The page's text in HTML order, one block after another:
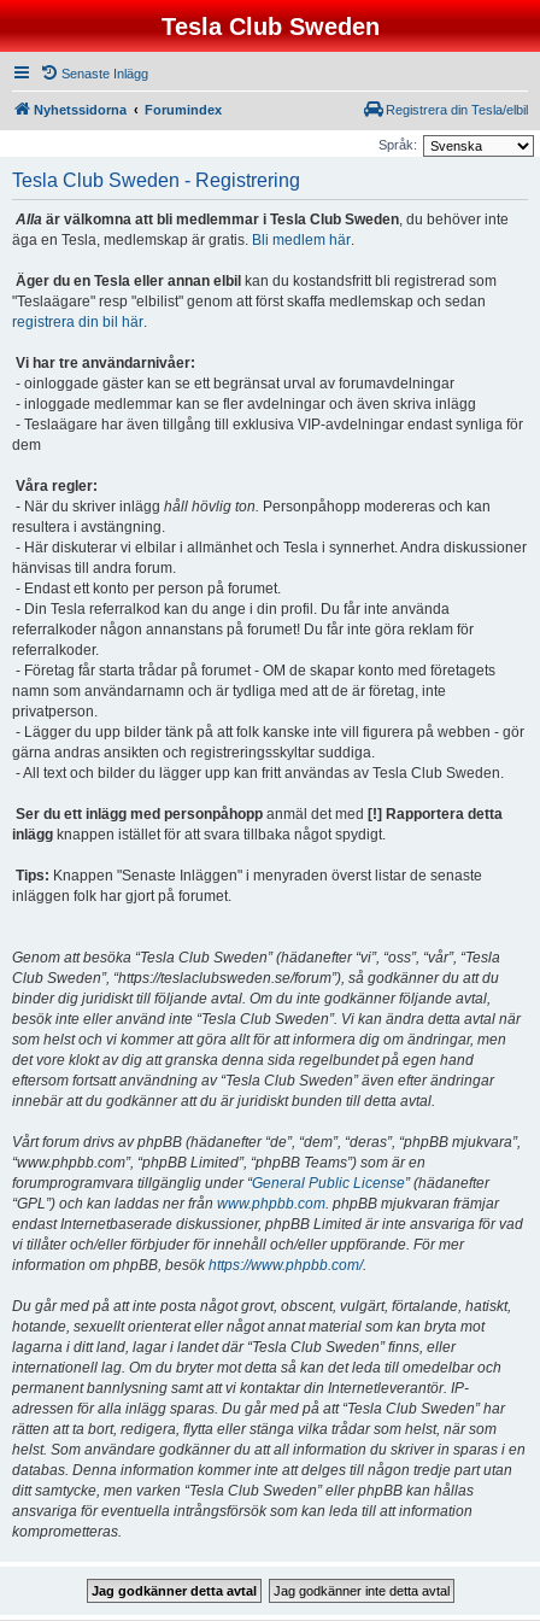
Tesla Club Sweden
Senaste Inlägg
Nyhetssidorna Forumindex Registrera din Tesla/elbil
Språk:
Tesla Club Sweden - Registrering
Alla är välkomna att bli medlemmar i Tesla Club Sweden, du behöver inte
äga en Tesla, medlemskap är gratis. Bli medlem här.
Äger du en Tesla eller annan elbil kan du kostandsfritt bli registrerad som
"Teslaägare" resp "elbilist" genom att först skaffa medlemskap och sedan
registrera din bil här.
Vi har tre användarnivåer:
- oinloggade gäster kan se ett begränsat urval av forumavdelningar
- inloggade medlemmar kan se fler avdelningar och även skriva inlägg
- Teslaägare har även tillgång till exklusiva VIP-avdelningar endast synliga för
dem
Våra regler:
- När du skriver inlägg håll hövlig ton. Personpåhopp modereras och kan
resultera i avstängning.
- Här diskuterar vi elbilar i allmänhet och Tesla i synnerhet. Andra diskussioner
hänvisas till andra forum.
- Endast ett konto per person på forumet.
- Din Tesla referralkod kan du ange i din profil. Du får inte använda
referralkoder någon annanstans på forumet! Du får inte göra reklam för
referralkoder.
- Företag får starta trådar på forumet - OM de skapar konto med företagets
namn som användarnamn och är tydliga med att de är företag, inte
privatperson.
- Lägger du upp bilder tänk på att folk kanske inte vill figurera på webben - gör
gärna andras ansikten och registreringsskyltar suddiga.
- All text och bilder du lägger upp kan fritt användas av Tesla Club Sweden.
Ser du ett inlägg med personpåhopp anmäl det med [!] Rapportera detta
inlägg knappen istället för att svara tillbaka något spydigt.
Tips: Knappen "Senaste Inläggen" i menyraden överst listar de senaste
inläggen folk har gjort på forumet.
Genom att besöka “Tesla Club Sweden” (hädanefter “vi”, “oss”, “vår”, “Tesla
Club Sweden”, “https://teslaclubsweden.se/forum”), så godkänner du att du
binder dig juridiskt till följande avtal. Om du inte godkänner följande avtal,
besök inte eller använd inte “Tesla Club Sweden”. Vi kan ändra detta avtal när
som helst och vi kommer att göra allt för att informera dig om ändringar, men
det vore klokt av dig att granska denna sida regelbundet på egen hand
eftersom fortsatt användning av “Tesla Club Sweden” även efter ändringar
innebär att du godkänner att du är juridiskt bunden till detta avtal.
Vårt forum drivs av phpBB (hädanefter “de”, “dem”, “deras”, “phpBB mjukvara”,
“www.phpbb.com”, “phpBB Limited”, “phpBB Teams”) som är en
forumprogramvara tillgänglig under “General Public License” (hädanefter
“GPL”) och kan laddas ner från www.phpbb.com. phpBB mjukvaran främjar
endast Internetbaserade diskussioner, phpBB Limited är inte ansvariga för vad
vi tillåter och/eller förbjuder för innehåll och/eller uppförande. För mer
information om phpBB, besökhttps://www.phpbb.com/.
Du går med på att inte posta något grovt, obscent, vulgärt, förtalande, hatiskt,
hotande, sexuellt orienterat eller något annat material som kan bryta mot
lagarna i ditt land, lagar i landet där “Tesla Club Sweden” finns, eller
internationell lag. Om du bryter mot detta så kan det leda till omedelbar och
permanent bannlysning samt att vi kontaktar din Internetleverantör. IP-
adressen för alla inlägg sparas. Du går med på att “Tesla Club Sweden” har
rätten att ta bort, redigera, flytta eller stänga vilka trådar som helst, när som
helst. Som användare godkänner du att all information du skriver in sparas i en
databas. Denna information kommer inte att delges till någon tredje part utan
ditt samtycke, men varken “Tesla Club Sweden” eller phpBB kan hållas
ansvariga för eventuella intrångsförsök som kan leda till att information
komprometteras.